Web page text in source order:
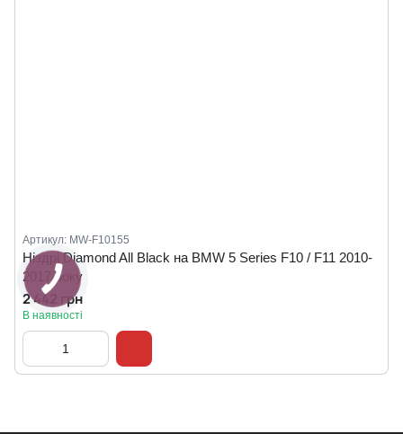
Артикул: MW-F10155
Ніздрі Diamond All Black на BMW 5 Series F10 / F11 2010-
2017 року
2 442 грн
В наявності